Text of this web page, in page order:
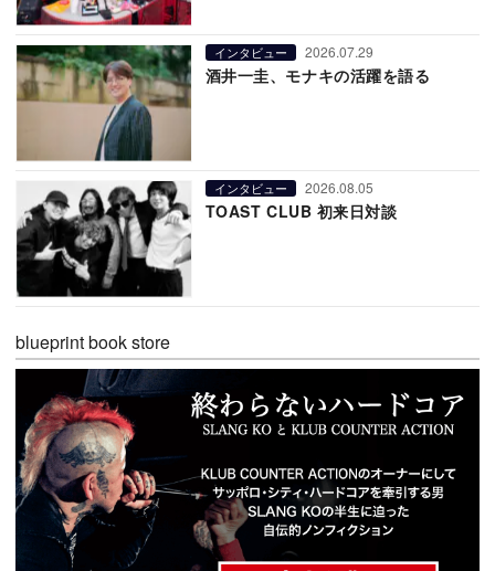
インタビュー 2026.07.29
酒井一圭、モナキの活躍を語る
インタビュー 2026.08.05
TOAST CLUB 初来日対談
blueprint book store